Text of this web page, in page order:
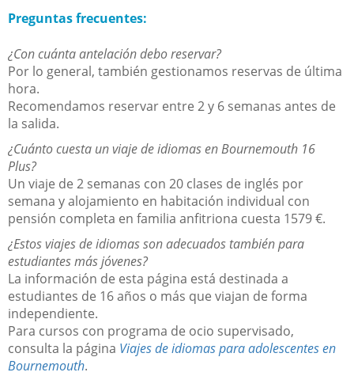
Preguntas frecuentes:
¿Con cuánta antelación debo reservar?
Por lo general, también gestionamos reservas de última
hora.
Recomendamos reservar entre 2 y 6 semanas antes de
la salida.
¿Cuánto cuesta un viaje de idiomas en Bournemouth 16
Plus?
Un viaje de 2 semanas con 20 clases de inglés por
semana y alojamiento en habitación individual con
pensión completa en familia anfitriona cuesta 1579 €.
¿Estos viajes de idiomas son adecuados también para
estudiantes más jóvenes?
La información de esta página está destinada a
estudiantes de 16 años o más que viajan de forma
independiente.
Para cursos con programa de ocio supervisado,
consulta la página Viajes de idiomas para adolescentes en
Bournemouth.